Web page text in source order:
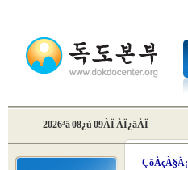
2026³â 08¿ù 09ÀÏ ÀÏ¿äÀÏ
ÇöÀçÀ§Ä¡